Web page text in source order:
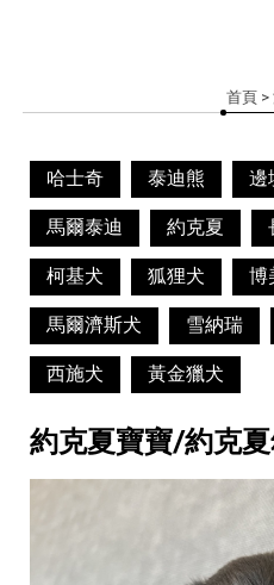
首頁 >
哈士奇 泰迪熊 邊
馬爾泰迪 約克夏
柯基犬 狐狸犬 博
馬爾濟斯犬 雪納瑞
西施犬 黃金獵犬
約克夏寶寶/約克